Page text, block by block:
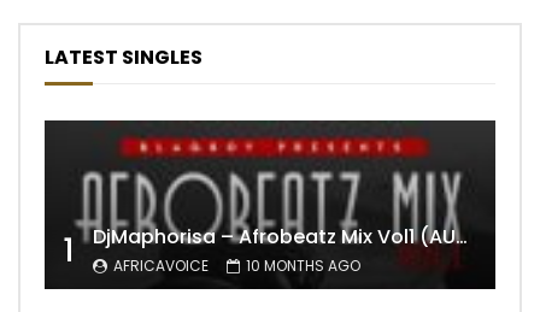
LATEST SINGLES
1 DjMaphorisa – Afrobeatz Mix Vol1 (AUDIO)
AFRICAVOICE 10 MONTHS AGO